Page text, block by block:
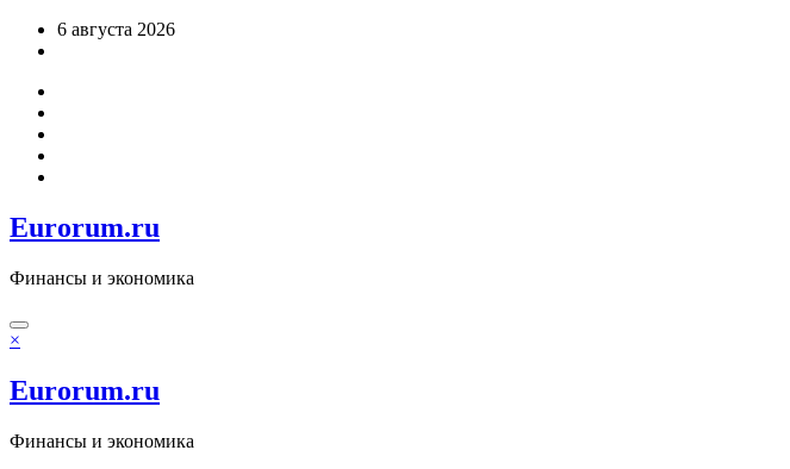
Перейти6 августа 2026
Eurorum.ru
Финансы и экономика
×
Eurorum.ru
Финансы и экономика